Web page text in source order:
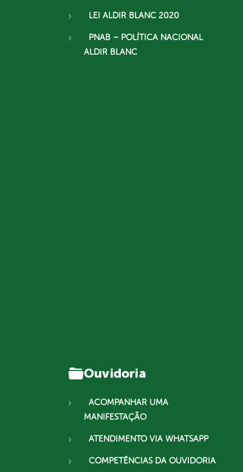
LEI ALDIR BLANC 2020
PNAB – POLÍTICA NACIONAL
ALDIR BLANC
Ouvidoria
ACOMPANHAR UMA
MANIFESTAÇÃO
ATENDIMENTO VIA WHATSAPP
COMPETÊNCIAS DA OUVIDORIA